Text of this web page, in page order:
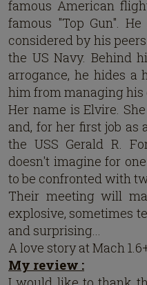
famous American
famous "Top Gun".
considered by his
the US Navy. Behind
arrogance, he hides a
him from managing his
Her name is Elvire.
and, for her first job as
the USS Gerald R.
doesn't imagine for
to be confronted with
Their meeting will
explosive, sometimes
and surprising...
A love story at Mach
My review :